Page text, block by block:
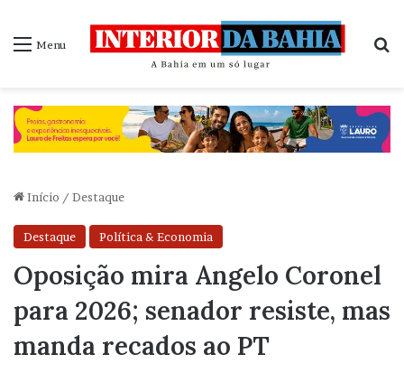
Menu
Início / Destaque
Destaque Política & Economia
Oposição mira Angelo Coronel
para 2026; senador resiste, mas
manda recados ao PT